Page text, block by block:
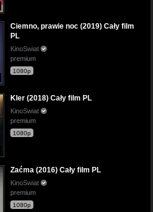
Ciemno, prawie noc (2019) Cały film
PL
KinoSwiat
premium
1080p
Kler (2018) Cały film PL
KinoSwiat
premium
1080p
Zaćma (2016) Cały film PL
KinoSwiat
premium
1080p